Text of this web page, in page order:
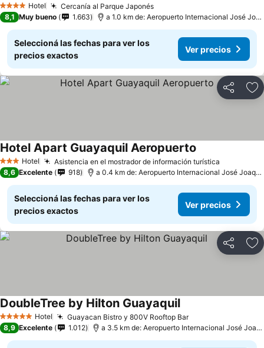
4 EstrellasHotel Cercanía al Parque Japonés
8,1 Muy bueno 1.663 a 1.0 km de: Aeropuerto Internacional José Joaquín de Olmedo
Seleccioná las fechas para ver los
precios exactos
Ver precios
Compartir
3 Estrellas
Hotel Asistencia en el mostrador de información turística
Hotel Apart Guayaquil Aeropuerto
8,6 Excelente 918 a 0.4 km de: Aeropuerto Internacional José Joaquín de Olmedo
Seleccioná las fechas para ver los
precios exactos
Ver precios
Compartir
5 Estrellas Hotel Guayacan Bistro y 800V Rooftop Bar
DoubleTree by Hilton Guayaquil
8,9 Excelente 1.012 a 3.5 km de: Aeropuerto Internacional José Joaquín de Olmedo